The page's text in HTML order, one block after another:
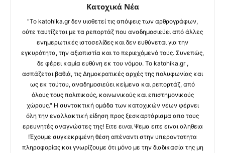
Κατοχικά Νέα
"Το katohika.gr δεν υιοθετεί τις απόψεις των αρθρογράφων,
ούτε ταυτίζεται με τα ρεπορτάζ που αναδημοσιεύει από άλλες
ενημερωτικές ιστοσελίδες και δεν ευθύνεται για την
εγκυρότητα, την αξιοπιστία και το περιεχόμενό τους. Συνεπώς,
δε φέρει καμία ευθύνη εκ του νόμου. Το katohika.gr ,
ασπάζεται βαθιά, τις Δημοκρατικές αρχές της πολυφωνίας και
ως εκ τούτου, αναδημοσιεύει κείμενα και ρεπορτάζ, από
όλους τους πολιτικούς, κοινωνικούς και επιστημονικούς
χώρους." Η συντακτική ομάδα των κατοχικών νέων φέρνει
όλη την εναλλακτική είδηση προς ξεσκαρτάρισμα απο τους
ερευνητές αναγνώστες της! Ειτε ειναι Ψεμα ειτε ειναι αληθεια
!Έχουμε συγκεκριμένη θέση απέναντι στην υπεροντοτητα
πληροφορίας και γνωρίζουμε ότι μόνο με την διαδικασία της μη